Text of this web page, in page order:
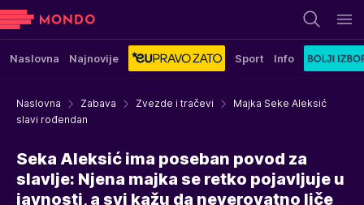
Naslovna Najnovije Sport Info
Naslovna Zabava Zvezde i tračevi
Majka Seke Aleksić
slavi rođendan
Seka Aleksić ima poseban povod za
slavlje: Njena majka se retko pojavljuje u
javnosti, a svi kažu da neverovatno liče